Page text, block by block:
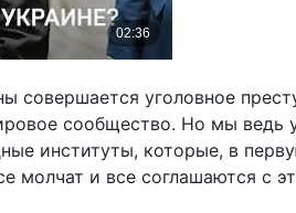
совершается уголовное
сообщество. Но мы
институты, которые, в
молчат и все соглашаются с